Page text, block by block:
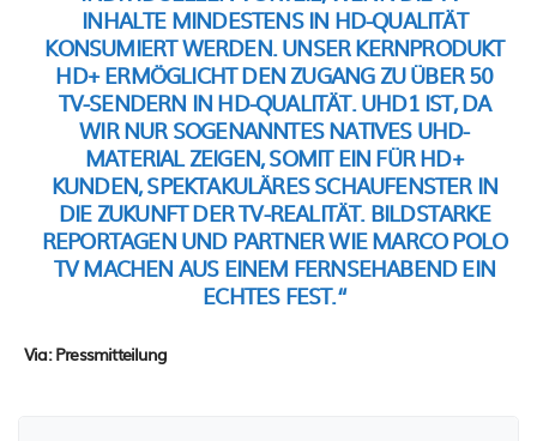
INHALTE MINDESTENS IN HD-QUALITÄT
KONSUMIERT WERDEN. UNSER KERNPRODUKT
HD+ ERMÖGLICHT DEN ZUGANG ZU ÜBER 50
TV-SENDERN IN HD-QUALITÄT. UHD1 IST, DA
WIR NUR SOGENANNTES NATIVES UHD-
MATERIAL ZEIGEN, SOMIT EIN FÜR HD+
KUNDEN, SPEKTAKULÄRES SCHAUFENSTER IN
DIE ZUKUNFT DER TV-REALITÄT. BILDSTARKE
REPORTAGEN UND PARTNER WIE MARCO POLO
TV MACHEN AUS EINEM FERNSEHABEND EIN
ECHTES FEST.“
Via: Pressmitteilung